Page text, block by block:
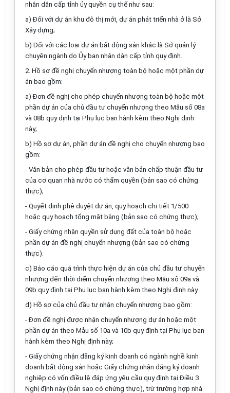
nhân dân cấp tỉnh ủy quyền cụ thể như sau:
a) Đối với dự án khu đô thị mới, dự án phát triển nhà ở là Sở
Xây dựng;
b) Đối với các loại dự án bất động sản khác là Sở quản lý
chuyên ngành do Ủy ban nhân dân cấp tỉnh quy định.
2. Hồ sơ đề nghị chuyển nhượng toàn bộ hoặc một phần dự
án bao gồm:
a) Đơn đề nghị cho phép chuyển nhượng toàn bộ hoặc một
phần dự án của chủ đầu tư chuyển nhượng theo Mẫu số 08a
và 08b quy định tại Phụ lục ban hành kèm theo Nghị định
này;
b) Hồ sơ dự án, phần dự án đề nghị cho chuyển nhượng bao
gồm:
- Văn bản cho phép đầu tư hoặc văn bản chấp thuận đầu tư
của cơ quan nhà nước có thẩm quyền (bản sao có chứng
thực);
- Quyết định phê duyệt dự án, quy hoạch chi tiết 1/500
hoặc quy hoạch tổng mặt bằng (bản sao có chứng thực);
- Giấy chứng nhận quyền sử dụng đất của toàn bộ hoặc
phần dự án đề nghị chuyển nhượng (bản sao có chứng
thực).
c) Báo cáo quá trình thực hiện dự án của chủ đầu tư chuyển
nhượng đến thời điểm chuyển nhượng theo Mẫu số 09a và
09b quy định tại Phụ lục ban hành kèm theo Nghị định này.
d) Hồ sơ của chủ đầu tư nhận chuyển nhượng bao gồm:
- Đơn đề nghị được nhận chuyển nhượng dự án hoặc một
phần dự án theo Mẫu số 10a và 10b quy định tại Phụ lục ban
hành kèm theo Nghị định này;
- Giấy chứng nhận đăng ký kinh doanh có ngành nghề kinh
doanh bất động sản hoặc Giấy chứng nhận đăng ký doanh
nghiệp có vốn điều lệ đáp ứng yêu cầu quy định tại Điều 3
Nghị định này (bản sao có chứng thực), trừ trường hợp nhà